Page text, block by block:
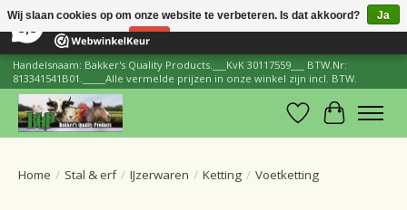
206 Reviews ×
Handelsnaam: Bakker's Quality Products.___KvK 30117559___ BTW.Nr:
813341541B01._____Alle vermelde prijzen in onze winkel zijn incl. BTW.
Verlanglijst
Home / Stal & erf / IJzerwaren / Ketting / Voetketting
Wij slaan cookies op om onze website te verbeteren. Is dat akkoord?
Ja
Nee